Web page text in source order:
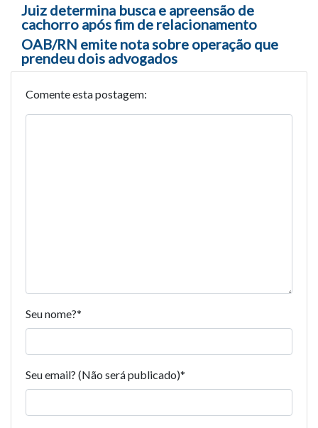
Navegação entre posts
Juiz determina busca e apreensão de
cachorro após fim de relacionamento
OAB/RN emite nota sobre operação que
prendeu dois advogados
Comente esta postagem:
Seu nome?*
Seu email? (Não será publicado)*